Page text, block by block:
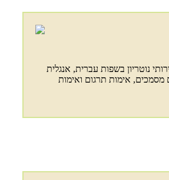
נוטריון בשפות עברית, אנגלית
מסמכים, אימות תרגום ואימות